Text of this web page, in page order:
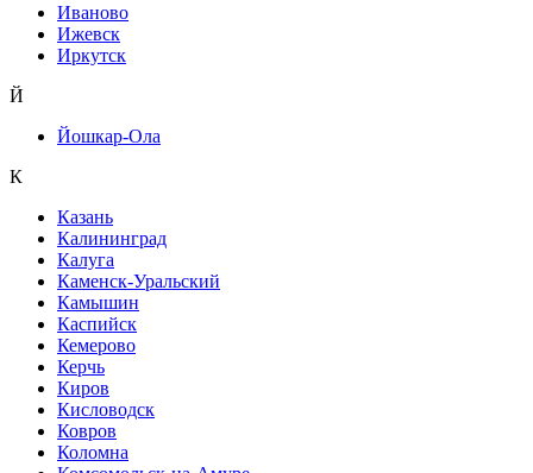
Иваново
Ижевск
Иркутск
Й
Йошкар-Ола
К
Казань
Калининград
Калуга
Каменск-Уральский
Камышин
Каспийск
Кемерово
Керчь
Киров
Кисловодск
Ковров
Коломна